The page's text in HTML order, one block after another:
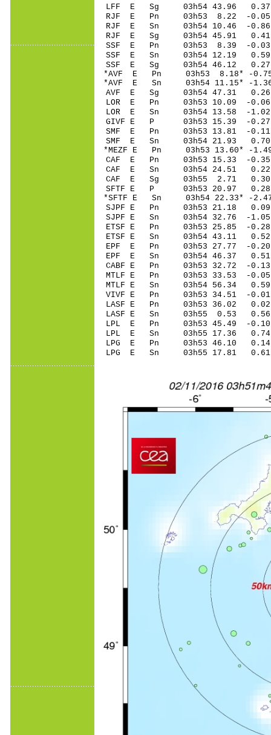
LFF E Sg 03h54 43.96
RJF E Pn 03h53 8.22 -0.05
RJF E Sn 03h54 10.46 -
RJF E Sg 03h54 45.91
SSF E Pn 03h53 8.39 -0.03
SSF E Sn 03h54 12.19
SSF E Sg 03h54 46.12
*AVF E Pn 03h53 8.18* -0.75
*AVF E Sn 03h54 11.15* -
AVF E Sg 03h54 47.31
LOR E Pn 03h53 10.09 -0.06
LOR E Sn 03h54 13.58 -
GIVF E P 03h53 15.39 -0.27
SMF E Pn 03h53 13.81 -0.11
SMF E Sn 03h54 21.93
*MEZF E Pn 03h53 13.60* -
CAF E Pn 03h53 15.33 -0.35
CAF E Sn 03h54 24.51
CAF E Sg 03h55 2.71
SFTF E P 03h53 20.97 0.28
*SFTF E Sn 03h54 22.33* -
SJPF E Pn 03h53 21.18 0.09
SJPF E Sn 03h54 32.76 -
ETSF E Pn 03h53 25.85 -0.28
ETSF E Sn 03h54 43.11
EPF E Pn 03h53 27.77 -0.20
EPF E Sn 03h54 46.37
CABF E Pn 03h53 32.72 -0.13
MTLF E Pn 03h53 33.53 -0.05
MTLF E Sn 03h54 56.34
VIVF E Pn 03h53 34.51 -0.01
LASF E Pn 03h53 36.02 0.02
LASF E Sn 03h55 0.53
LPL E Pn 03h53 45.49 -0.10
LPL E Sn 03h55 17.36
LPG E Pn 03h53 46.10 0.14
LPG E Sn 03h55 17.81